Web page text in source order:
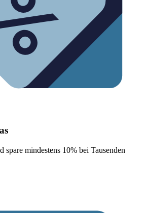
spare mindestens 10% bei Tausenden